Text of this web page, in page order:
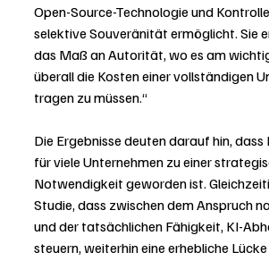
Open-Source-Technologie und
selektive Souveränität ermöglicht. Sie
das Maß an Autorität, wo es am
überall die Kosten einer vollständigen
tragen zu müssen.“
Die Ergebnisse deuten darauf hin,
für viele Unternehmen zu einer
Notwendigkeit geworden ist.
Studie, dass zwischen dem Anspruch
und der tatsächlichen Fähigkeit, KI-
steuern, weiterhin eine erhebliche